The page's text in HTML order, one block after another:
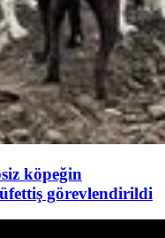
köpeğin
görevlendirildi